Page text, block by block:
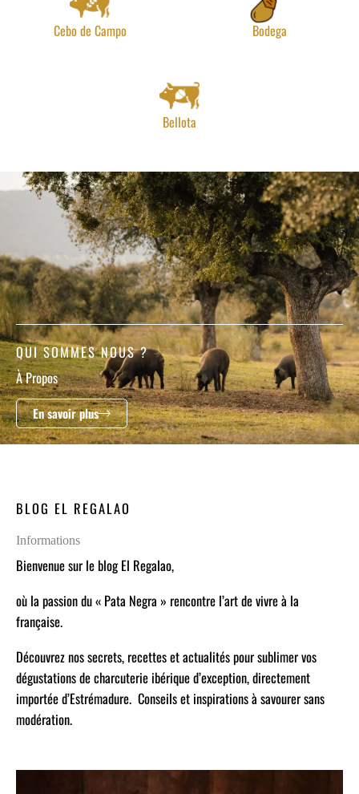
Cebo de Campo Bodega
Bellota
QUI SOMMES NOUS ?
À Propos
En savoir plus
BLOG EL REGALAO
Informations
Bienvenue sur le blog El Regalao,
où la passion du « Pata Negra » rencontre l’art de vivre à la
française.
Découvrez nos secrets, recettes et actualités pour sublimer vos
dégustations de charcuterie ibérique d’exception, directement
importée d’Estrémadure. Conseils et inspirations à savourer sans
modération.